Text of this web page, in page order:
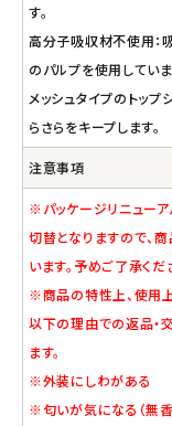
す。
高分子吸収材不使用：
のパルプを使用していま
メッシュタイプのトップ
らさらをキープします。
注意事項
※パッケージリニュー
切替となりますので、
います。予めご了承くだ
※商品の特性上、使用
以下の理由での返品・
ます。
※外装にしわがある
※匂いが気になる（無